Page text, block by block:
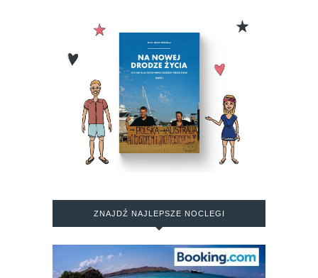
ZNAJDŹ NAJLEPSZE NOCLEGI